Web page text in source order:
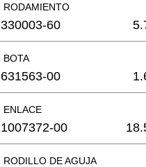
RODAMIENTO
330003-60
BOTA
631563-00
ENLACE
1007372-00
RODILLO DE AGUJA